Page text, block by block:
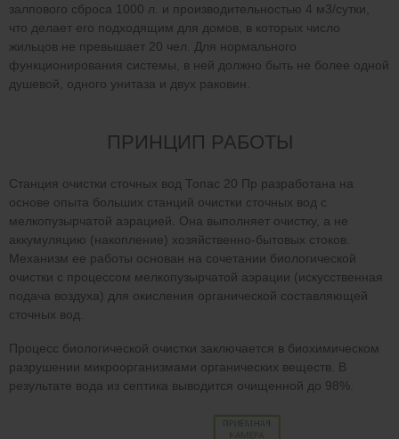
залпового сброса 1000 л. и производительностью 4 м3/сутки,
что делает его подходящим для домов, в которых число
жильцов не превышает 20 чел. Для нормального
функционирования системы, в ней должно быть не более одной
душевой, одного унитаза и двух раковин.
ПРИНЦИП РАБОТЫ
Станция очистки сточных вод Топас 20 Пр разработана на
основе опыта больших станций очистки сточных вод с
мелкопузырчатой аэрацией. Она выполняет очистку, а не
аккумуляцию (накопление) хозяйственно-бытовых стоков.
Механизм ее работы основан на сочетании биологической
очистки с процессом мелкопузырчатой аэрации (искусственная
подача воздуха) для окисления органической составляющей
сточных вод.
Процесс биологической очистки заключается в биохимическом
разрушении микроорганизмами органических веществ. В
результате вода из септика выводится очищенной до 98%.